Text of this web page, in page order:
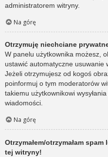
administratorem witryny.
Na górę
Otrzymuję niechciane
W panelu użytkownika możesz,
ustawić automatyczne usuwanie
Jeżeli otrzymujesz od kogoś
poinformuj o tym moderatorów
takiemu użytkownikowi
wiadomości.
Na górę
Otrzymałem/otrzymałam
tej witryny!